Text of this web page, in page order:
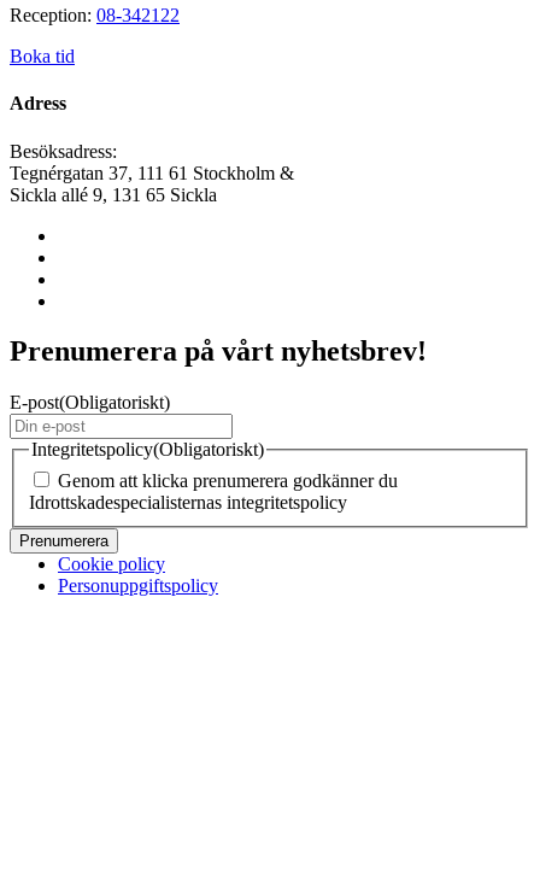
Reception: 08-342122
Boka tid
Adress
Besöksadress:
Tegnérgatan 37, 111 61 Stockholm &
Sickla allé 9, 131 65 Sickla
Prenumerera på vårt nyhetsbrev!
E-post(Obligatoriskt)
Integritetspolicy(Obligatoriskt)
Genom att klicka prenumerera godkänner du
Idrottskadespecialisternas integritetspolicy
Prenumerera
Cookie policy
Personuppgiftspolicy